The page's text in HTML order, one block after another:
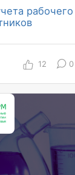
рабочего
в
на
на сбор
12 0